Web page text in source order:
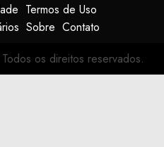
Termos de Uso
Sobre Contato
Todos os direitos reservados.